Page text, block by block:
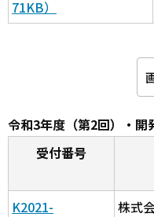
71KB）
令和3年度（第2回）・開
受付番号
K2021-
株式